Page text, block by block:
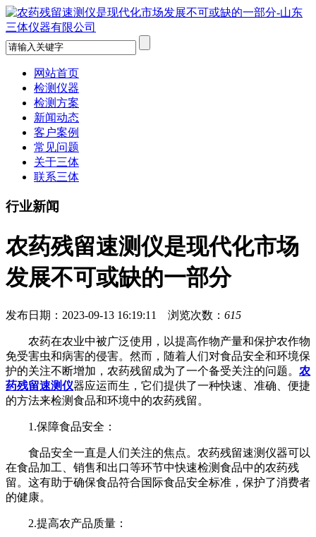
网站首页
检测仪器
检测方案
新闻动态
客户案例
常见问题
关于三体
联系三体
行业新闻
农药残留速测仪是现代化市场
发展不可或缺的一部分
发布日期：2023-09-13 16:19:11 浏览次数： 615
农药在农业中被广泛使用，以提高作物产量和保护农作物
免受害虫和病害的侵害。然而，随着人们对食品安全和环境保
护的关注不断增加，农药残留成为了一个备受关注的问题。 农
药残留速测仪器应运而生，它们提供了一种快速、准确、便捷
的方法来检测食品和环境中的农药残留。
1.保障食品安全：
食品安全一直是人们关注的焦点。农药残留速测仪器可以
在食品加工、销售和出口等环节中快速检测食品中的农药残
留。这有助于确保食品符合国际食品安全标准，保护了消费者
的健康。
2.提高农产品质量：